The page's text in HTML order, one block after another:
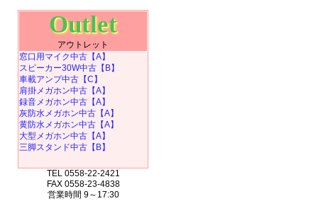
Outlet
アウトレット
窓口用マイク中古【A】
スピーカー30W中古【B】
車載アンプ中古【C】
肩掛メガホン中古【A】
録音メガホン中古【A】
灰防水メガホン中古【A】
黄防水メガホン中古【A】
大型メガホン中古【A】
三脚スタンド中古【B】
TEL 0558-22-2421
FAX 0558-23-4838
営業時間 9～17:30